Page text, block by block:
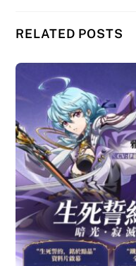
RELATED POSTS